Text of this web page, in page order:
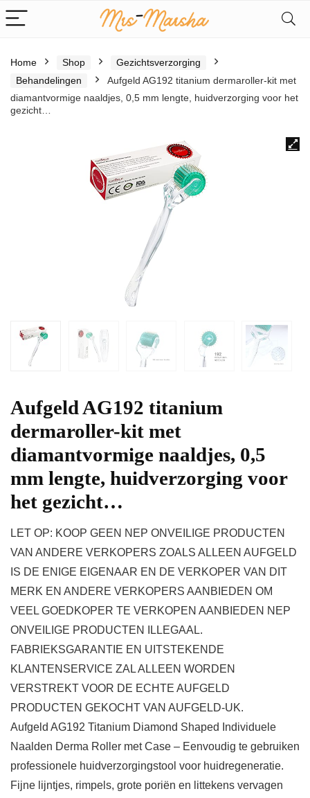
Home Shop
Gezichtsverzorging
Behandelingen
Aufgeld AG192 titanium dermaroller-kit met
diamantvormige naaldjes, 0,5 mm lengte, huidverzorging voor het
gezicht…
Aufgeld AG192 titanium
dermaroller-kit met
diamantvormige naaldjes, 0,5
mm lengte, huidverzorging voor
het gezicht…
LET OP: KOOP GEEN NEP ONVEILIGE PRODUCTEN
VAN ANDERE VERKOPERS ZOALS ALLEEN AUFGELD
IS DE ENIGE EIGENAAR EN DE VERKOPER VAN DIT
MERK EN ANDERE VERKOPERS AANBIEDEN OM
VEEL GOEDKOPER TE VERKOPEN AANBIEDEN NEP
ONVEILIGE PRODUCTEN ILLEGAAL.
FABRIEKSGARANTIE EN UITSTEKENDE
KLANTENSERVICE ZAL ALLEEN WORDEN
VERSTREKT VOOR DE ECHTE AUFGELD
PRODUCTEN GEKOCHT VAN AUFGELD-UK.
Aufgeld AG192 Titanium Diamond Shaped Individuele
Naalden Derma Roller met Case – Eenvoudig te gebruiken
professionele huidverzorgingstool voor huidregeneratie.
Fijne lijntjes, rimpels, grote poriën en littekens vervagen